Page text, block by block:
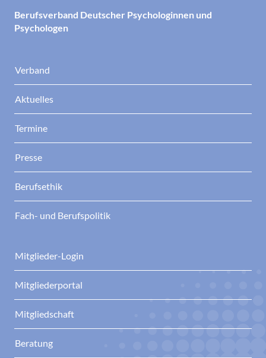
Berufsverband Deutscher Psychologinnen und
Psychologen
Verband
Aktuelles
Termine
Presse
Berufsethik
Fach- und Berufspolitik
Mitglieder-Login
Mitgliederportal
Mitgliedschaft
Beratung